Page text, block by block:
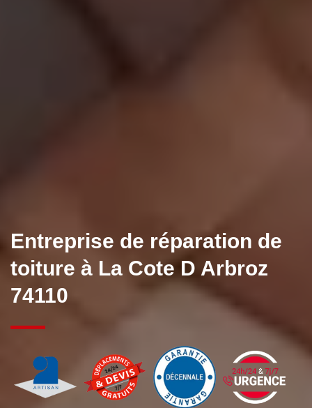
Entreprise de réparation de
toiture à La Cote D Arbroz
74110